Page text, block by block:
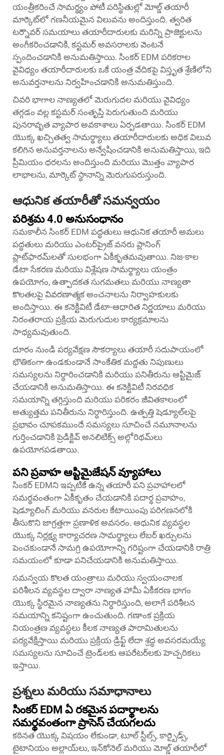
యంత్రీకరించే సామర్థ్యం పోటీ పరిస్థితుల్లో మోల్డ్ తయారీ
మార్కెట్‌లో గణనీయమైన విలువను అందిస్తుంది. త్వరిత
టర్నౌవర్ సమయాలు తయారీదారులకు మరిన్ని ప్రాజెక్టులను
అంగీకరించడానికి, కస్టమర్ అవసరాలకు వెంటనే
స్పందించడానికి అనుమతిస్తాయి. సింకర్ EDM పరికరాల
వైవిధ్యం తయారీదారులకు ఒకే యంత్ర వేదికపై విస్తృత శ్రేణిలోని
అనువర్తనాలను నిర్వహించడానికి అనుమతిస్తుంది.
చివరి భాగాల నాణ్యతలో మెరుగుదల మరియు వైవిధ్యం
తగ్గడం వల్ల కస్టమర్ సంతృప్తి పెరుగుతుంది మరియు
పునరావృత వ్యాపార అవకాశాలు ఏర్పడతాయి. సింకర్ EDM
యొక్క ఖచ్చితత్వ సామర్థ్యాలు తయారీదారులకు అధిక విలువ
కలిగిన అనువర్తనాలను అన్వేషించడానికి అనుమతిస్తాయి, ఇది
ప్రీమియం ధరలను అందిస్తుంది మరియు మొత్తం వ్యాపార
లాభాలను, మార్కెట్ స్థానాన్ని మెరుగుపరుస్తుంది.
ఆధునిక తయారీతో సమన్వయం
పరిశ్రమ 4.0 అనుసంధానం
సమకాలీన సింకర్ EDM పద్ధతులు ఆధునిక తయారీ అమలు
పద్ధతులు మరియు ఎంటర్‌ప్రైజ్ వనరు ప్లానింగ్
ప్లాట్‌ఫారమ్‌లతో సులభంగా ఏకీకృతమవుతాయి. నిజ-కాల
డేటా సేకరణ మరియు విశ్లేషణ సామర్థ్యాలు యంత్రం
ఉపయోగం, ఉత్పాదకత సుగమతలు మరియు నాణ్యతా
కొలతలపై వివరణాత్మక అంచనాలను నిర్వాహకులకు
అందిస్తాయి. ఈ కనెక్టివిటీ డేటా-ఆధారిత నిర్ణయాలు మరియు
నిరంతరాయ ప్రక్రియ మెరుగుదుల కార్యక్రమాలను
సాధ్యమవుతుంది.
దూరం నుండి పర్యవేక్షణ సౌకర్యాలు తయారీ సదుపాయంలో
భౌతికంగా ఉండకుండానే సాంకేతిక మద్దతు నిపుణులు
సమస్యలను నిర్ధారించడానికి మరియు పనితీరును ఆప్టిమైజ్
చేయడానికి అనుమతిస్తాయి. ఈ కనెక్టివిటీ నిరవధిక
సమయాన్ని తగ్గిస్తుంది మరియు పరికరం జీవితకాలంలో
అత్యుత్తమ పనితీరును నిర్ధారిస్తుంది. ఉత్పత్తి షెడ్యూల్‌లపై
ప్రభావం చూపకముందే సమస్యలు సూచించే నమూనాలను
గుర్తించడానికి ప్రెడిక్టివ్ అనలిటిక్స్ అల్గోరిథమ్‌లు
ఉపయోగపడతాయి.
పని ప్రవాహ ఆప్టిమైజేషన్ వ్యూహాలు
సింకర్ EDMని ఇప్పటికే ఉన్న తయారీ పని ప్రవాహాలలో
సమర్థవంతంగా ఏకీకృతం చేయడానికి పదార్థ ప్రవాహం,
షెడ్యూలింగ్ మరియు వనరుల కేటాయింపు పరిగణనలోకి
తీసుకొని జాగ్రత్తగా ప్రణాళిక అవసరం. ఆధునిక వ్యవస్థల
యొక్క నిర్లక్ష్య కార్యాచరణ సామర్థ్యాలు లేబర్ ఖర్చులను
పెంచకుండానే సామగ్రి ఉపయోగాన్ని గరిష్టంగా చేయడానికి రాత్రి
సమయంలో కూడా పనిచేయడానికి అనుమతిస్తాయి.
సమన్వయ కొలత యంత్రాలు మరియు స్వయంచాలక
పరిశీలన వ్యవస్థల ద్వారా నాణ్యత హామీ ఏకీకరణ భాగం
యొక్క స్థిరమైన నాణ్యతను నిర్ధారిస్తుంది, అలాగే పరిశీలన
సమయాన్ని కనిష్టంగా ఉంచుతుంది. గణాంక ప్రక్రియ
నియంత్రణ వ్యవస్థలు కీలక నాణ్యత పారామితులను
పర్యవేక్షిస్తాయి మరియు ప్రక్రియ డ్రిఫ్ట్ లేదా శ్రద్ధ అవసరమయ్యే
సమస్యలను సూచించే ట్రెండ్‌లకు ఆపరేటర్‌లకు హెచ్చరికలు
ఇస్తాయి.
ప్రశ్నలు మరియు సమాధానాలు
సింకర్ EDM ఏ రకమైన పదార్థాలను
సమర్థవంతంగా ప్రాసెస్ చేయగలదు
కఠినత యొక్క విషయం లేకుండా, టూల్ స్టీల్స్, కార్బైడ్స్,
టైటానియం అల్లాయ్‌లు, ఇన్‌కోనెల్ మరియు మోల్డ్ తయారీలో